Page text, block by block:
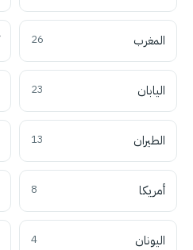
المغرب 26
اليابان 23
الطيران 13
أمريكا 8
اليونان 4